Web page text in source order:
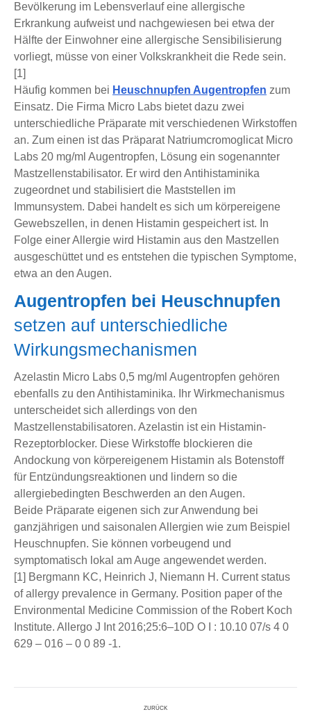
Bevölkerung im Lebensverlauf eine allergische
Erkrankung aufweist und nachgewiesen bei etwa der
Hälfte der Einwohner eine allergische Sensibilisierung
vorliegt, müsse von einer Volkskrankheit die Rede sein.
[1]
Häufig kommen bei Heuschnupfen Augentropfen zum
Einsatz. Die Firma Micro Labs bietet dazu zwei
unterschiedliche Präparate mit verschiedenen Wirkstoffen
an. Zum einen ist das Präparat Natriumcromoglicat Micro
Labs 20 mg/ml Augentropfen, Lösung ein sogenannter
Mastzellenstabilisator. Er wird den Antihistaminika
zugeordnet und stabilisiert die Maststellen im
Immunsystem. Dabei handelt es sich um körpereigene
Gewebszellen, in denen Histamin gespeichert ist. In
Folge einer Allergie wird Histamin aus den Mastzellen
ausgeschüttet und es entstehen die typischen Symptome,
etwa an den Augen.
Augentropfen bei Heuschnupfen
setzen auf unterschiedliche
Wirkungsmechanismen
Azelastin Micro Labs 0,5 mg/ml Augentropfen gehören
ebenfalls zu den Antihistaminika. Ihr Wirkmechanismus
unterscheidet sich allerdings von den
Mastzellenstabilisatoren. Azelastin ist ein Histamin-
Rezeptorblocker. Diese Wirkstoffe blockieren die
Andockung von körpereigenem Histamin als Botenstoff
für Entzündungsreaktionen und lindern so die
allergiebedingten Beschwerden an den Augen.
Beide Präparate eigenen sich zur Anwendung bei
ganzjährigen und saisonalen Allergien wie zum Beispiel
Heuschnupfen. Sie können vorbeugend und
symptomatisch lokal am Auge angewendet werden.
[1] Bergmann KC, Heinrich J, Niemann H. Current status
of allergy prevalence in Germany. Position paper of the
Environmental Medicine Commission of the Robert Koch
Institute. Allergo J Int 2016;25:6–10D O I : 10.10 07/s 4 0
629 – 016 – 0 0 89 -1.
ZURÜCK